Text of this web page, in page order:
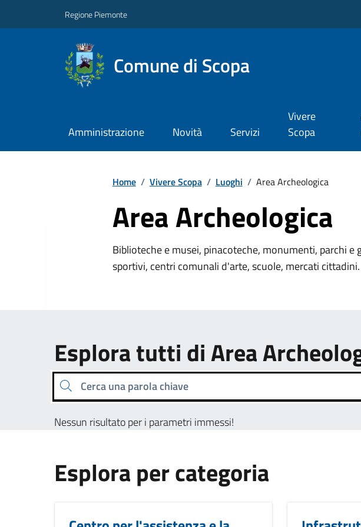
Regione Piemonte
Comune di Scopa
Amministrazione Novità Servizi
Vivere
Scopa
Home / Vivere Scopa / Luoghi / Area Archeologica
Area Archeologica
Biblioteche e musei, pinacoteche, monumenti, parchi e
sportivi, centri comunali d'arte, scuole, mercati cittadini.
Esplora tutti di Area
Cerca una parola chiave
Nessun risultato per i parametri immessi!
Esplora per categoria